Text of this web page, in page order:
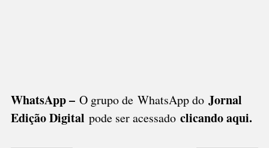
WhatsApp – O grupo de WhatsApp do Jornal
Edição Digital pode ser acessado clicando aqui.